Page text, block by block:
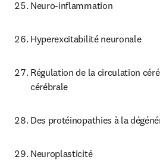
Neuro-inflammation
Hyperexcitabilité neuronale
Régulation de la circulation
cérébrale
Des protéinopathies à la
Neuroplasticité